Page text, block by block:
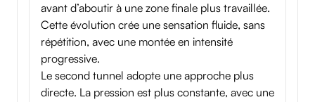
avant d’aboutir à une zone finale plus travaillée.
Cette évolution crée une sensation fluide, sans
répétition, avec une montée en intensité
progressive.
Le second tunnel adopte une approche plus
directe. La pression est plus constante, avec une